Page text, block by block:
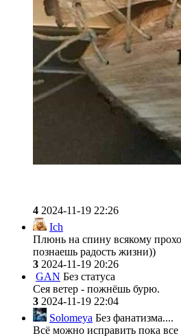
4 2024-11-19 22:26
Ich
Плюнь на спину всякому
познаешь радость жизни))
3 2024-11-19 20:26
GAN Без статуса
Сея ветер - пожнёшь бурю.
3 2024-11-19 22:04
Solomeya Без фанатизма....
Всё можно исправить пока